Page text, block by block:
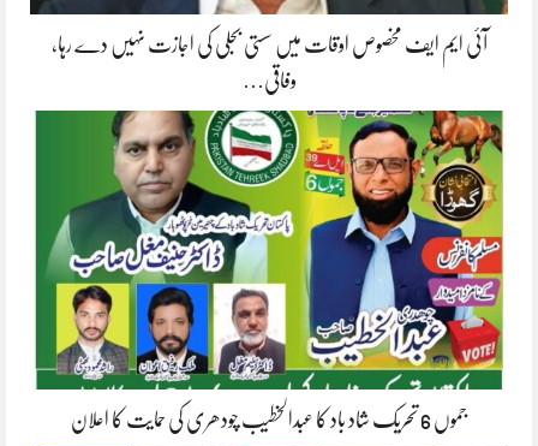
آئی ایم ایف مخصوص اوقات میں سستی بجلی کی اجازت نہیں دے رہا،
وفاقی…
جموں 6 تحریک شاد باد کا عبدالخطیب چودھری کی حمایت کا اعلان